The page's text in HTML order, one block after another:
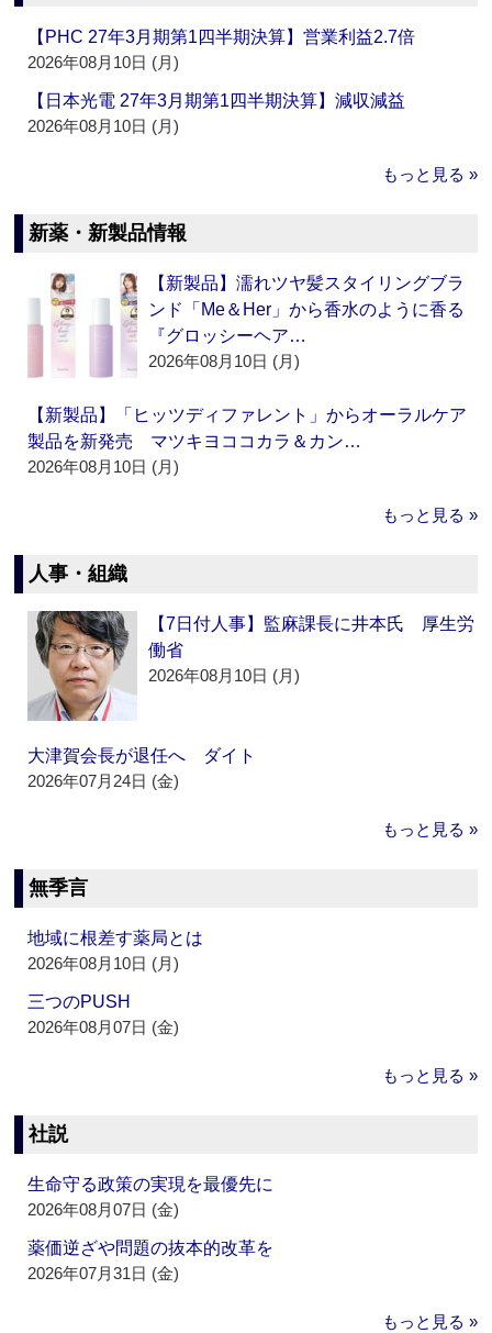
【PHC 27年3月期第1四半期決算】営業利益2.7倍
2026年08月10日 (月)
【日本光電 27年3月期第1四半期決算】減収減益
2026年08月10日 (月)
もっと見る »
新薬・新製品情報
【新製品】濡れツヤ髪スタイリングブラ
ンド「Me＆Her」から香水のように香る
『グロッシーヘア…
2026年08月10日 (月)
【新製品】「ヒッツディファレント」からオーラルケア
製品を新発売 マツキヨココカラ＆カン…
2026年08月10日 (月)
もっと見る »
人事・組織
【7日付人事】監麻課長に井本氏 厚生労
働省
2026年08月10日 (月)
大津賀会長が退任へ ダイト
2026年07月24日 (金)
もっと見る »
無季言
地域に根差す薬局とは
2026年08月10日 (月)
三つのPUSH
2026年08月07日 (金)
もっと見る »
社説
生命守る政策の実現を最優先に
2026年08月07日 (金)
薬価逆ざや問題の抜本的改革を
2026年07月31日 (金)
もっと見る »